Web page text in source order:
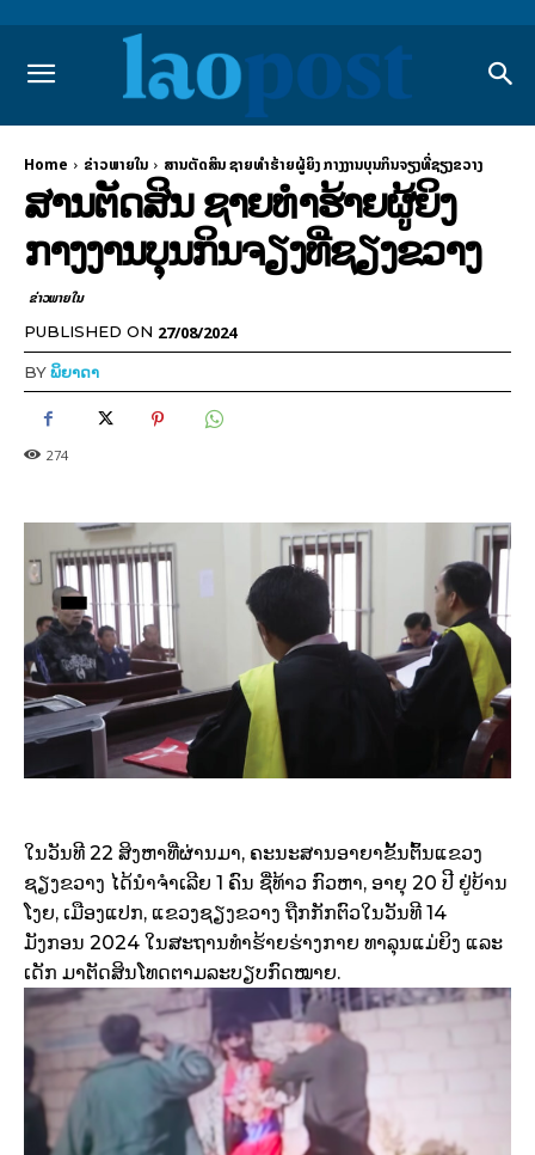
Home ຂ່າວພາຍ​ໃນ ສານຕັດສິນ ຊາຍທຳຮ້າຍຜູ້ຍິງ ກາງງານບຸນກິນຈຽງທີ່ຊຽງຂວາງ
ສານຕັດສິນ ຊາຍທຳຮ້າຍຜູ້ຍິງ
ກາງງານບຸນກິນຈຽງທີ່ຊຽງຂວາງ
ຂ່າວພາຍ​ໃນ
PUBLISHED ON 27/08/2024
BYພິຍາດາ
274
ໃນວັນທີ 22 ສິງຫາທີ່ຜ່ານມາ, ຄະນະສານອາຍາຂັ້ນຕົ້ນແຂວງ
ຊຽງຂວາງ ໄດ້ນຳຈຳເລີຍ 1 ຄົນ ຊື່ທ້າວ ກົວຫາ, ອາຍຸ 20 ປີ ຢູ່ບ້ານ
ໂງຍ, ເມືອງແປກ, ແຂວງຊຽງຂວາງ ຖືກກັກຕົວໃນວັນທີ 14
ມັງກອນ 2024 ໃນສະຖານທຳຮ້າຍຮ່າງກາຍ ທາລຸນແມ່ຍິງ ແລະ
ເດັກ ມາຕັດສິນໂທດຕາມລະບຽບກົດໝາຍ.